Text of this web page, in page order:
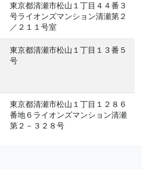
東京都清瀬市松山１丁目４４番３
号ライオンズマンション清瀬第２
／２１１号室
東京都清瀬市松山１丁目１３番５
号
東京都清瀬市松山１丁目１２８６
番地６ライオンズマンション清瀬
第２－３２８号